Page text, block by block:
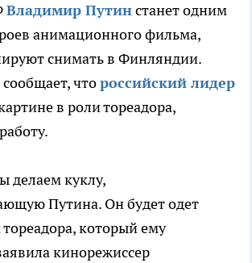
Владимир Путинстанет одним
анимационного фильма,
снимать в Финляндии.
чтороссийский лидер
в роли тореадора,
делаем куклу,
Путина. Он будет одет
который ему
кинорежиссер